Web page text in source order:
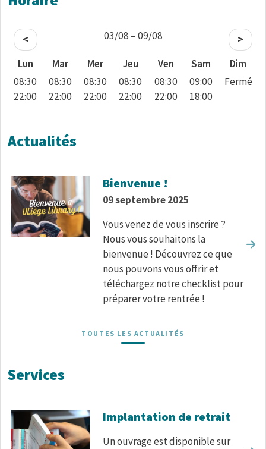
< 03/08 – 09/08
>
Lun
08:30
22:00
Mar
08:30
22:00
Mer
08:30
22:00
Jeu
08:30
22:00
Ven
08:30
22:00
Sam
09:00
18:00
Dim
Fermé
Actualités
Bienvenue !
09 septembre 2025
Vous venez de vous inscrire ?
Nous vous souhaitons la
bienvenue ! Découvrez ce que
nous pouvons vous offrir et
téléchargez notre checklist pour
préparer votre rentrée !
TOUTES LES ACTUALITÉS
Services
Implantation de retrait
Un ouvrage est disponible sur